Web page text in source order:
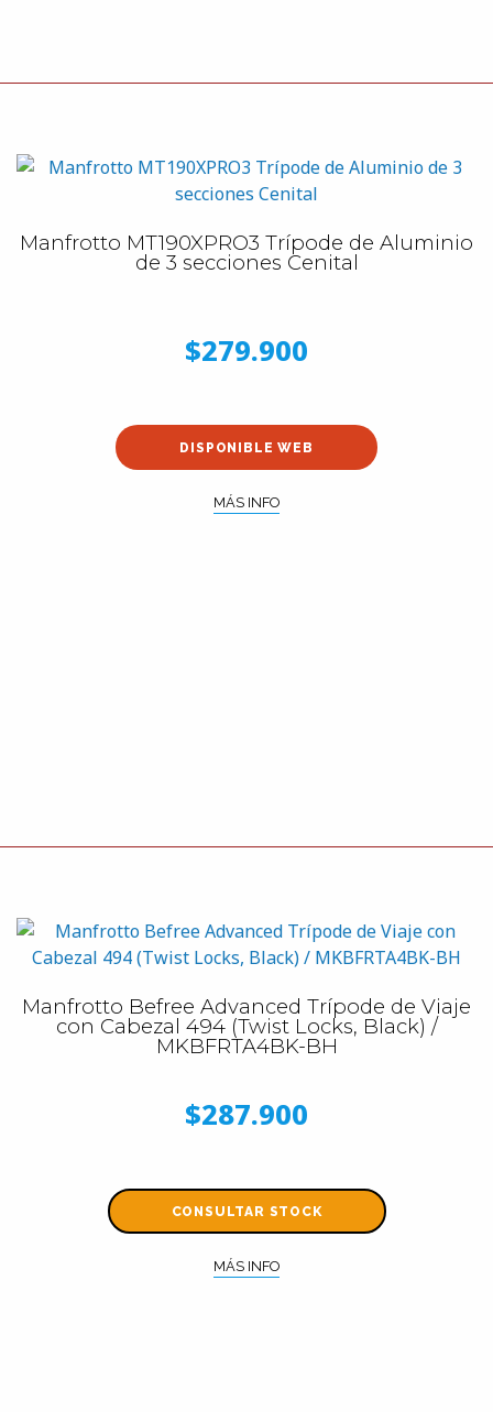
Manfrotto MT190XPRO3 Trípode de Aluminio
de 3 secciones Cenital
$279.900
DISPONIBLE WEB
MÁS INFO
Manfrotto Befree Advanced Trípode de Viaje
con Cabezal 494 (Twist Locks, Black) /
MKBFRTA4BK-BH
$287.900
CONSULTAR STOCK
MÁS INFO